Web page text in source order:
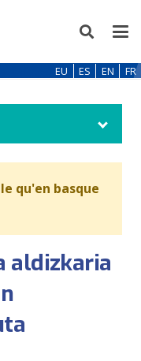
EU ES EN FR
qu'en basque
aldizkaria